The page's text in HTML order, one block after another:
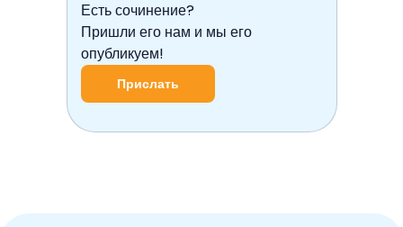
Есть сочинение?
Пришли его нам и мы его
опубликуем!
Прислать